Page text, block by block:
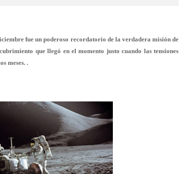
fue un poderoso recordatorio de la verdadera misión de
que llegó en el momento justo cuando las tensiones
meses. .